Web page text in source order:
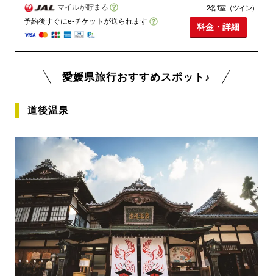
マイルが貯まる
予約後すぐにe-チケットが送られます
2名1室（ツイン）
料金・詳細
愛媛県旅行おすすめスポット♪
道後温泉